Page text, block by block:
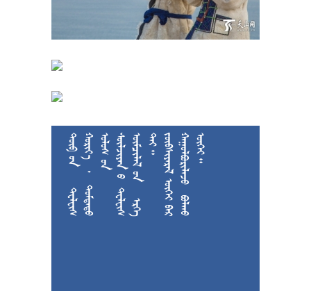

































































  






































 